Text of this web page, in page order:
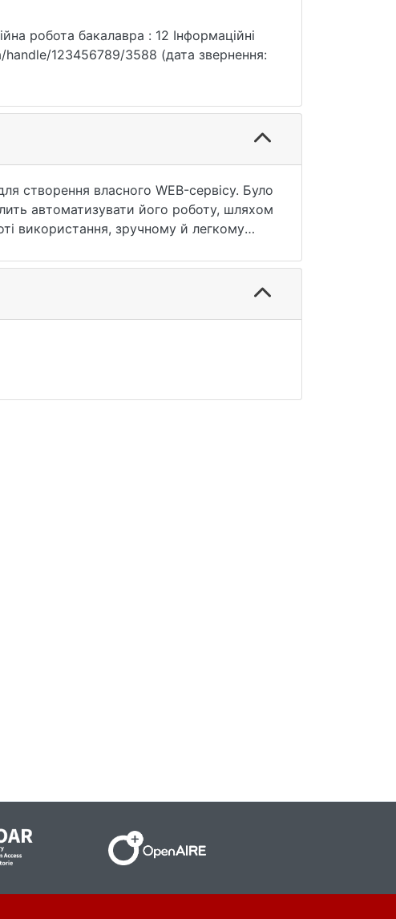
робота бакалавра : 12 Інформаційні
handle/123456789/3588 (дата звернення:
створення власного WEB-сервісу. Було
автоматизувати його роботу, шляхом
використання, зручному й легкому
додатки за допомогою нашого API.